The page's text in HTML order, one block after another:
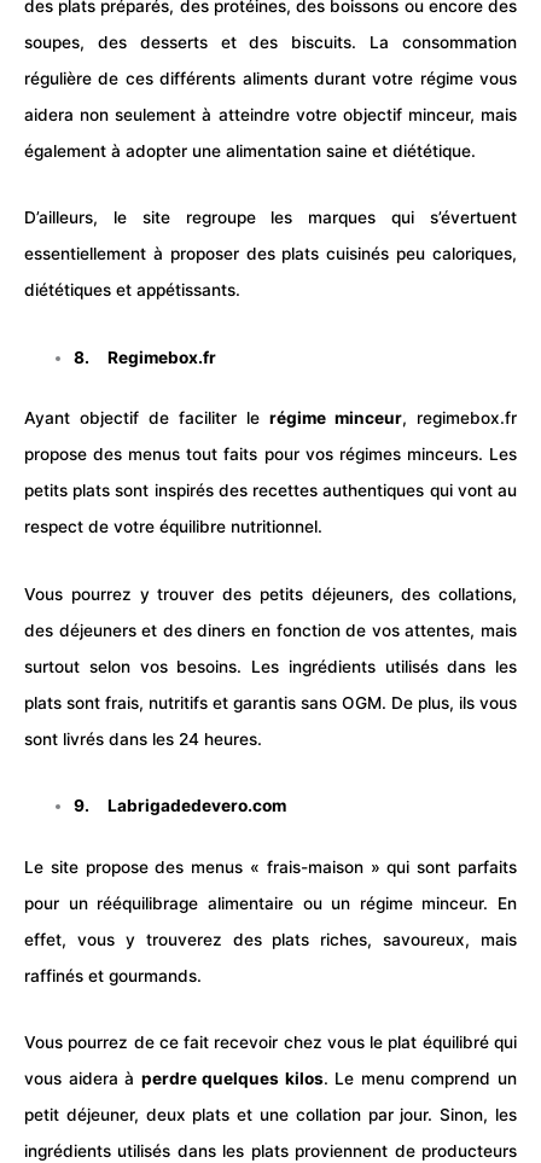
des plats préparés, des protéines, des boissons ou encore des
soupes, des desserts et des biscuits. La consommation
régulière de ces différents aliments durant votre régime vous
aidera non seulement à atteindre votre objectif minceur, mais
également à adopter une alimentation saine et diététique.
D’ailleurs, le site regroupe les marques qui s’évertuent
essentiellement à proposer des plats cuisinés peu caloriques,
diététiques et appétissants.
8. Regimebox.fr
Ayant objectif de faciliter le régime minceur, regimebox.fr
propose des menus tout faits pour vos régimes minceurs. Les
petits plats sont inspirés des recettes authentiques qui vont au
respect de votre équilibre nutritionnel.
Vous pourrez y trouver des petits déjeuners, des collations,
des déjeuners et des diners en fonction de vos attentes, mais
surtout selon vos besoins. Les ingrédients utilisés dans les
plats sont frais, nutritifs et garantis sans OGM. De plus, ils vous
sont livrés dans les 24 heures.
9.Labrigadedevero.com
Le site propose des menus « frais-maison » qui sont parfaits
pour un rééquilibrage alimentaire ou un régime minceur. En
effet, vous y trouverez des plats riches, savoureux, mais
raffinés et gourmands.
Vous pourrez de ce fait recevoir chez vous le plat équilibré qui
vous aidera à perdre quelques kilos. Le menu comprend un
petit déjeuner, deux plats et une collation par jour. Sinon, les
ingrédients utilisés dans les plats proviennent de producteurs